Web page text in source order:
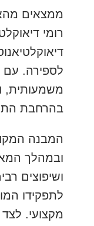
ממצאים
רומי
לספירה. עם
משמעותית,
בהרחבת
המבנה
ושיפוצים
לתפקידו
מקצועי. לצד